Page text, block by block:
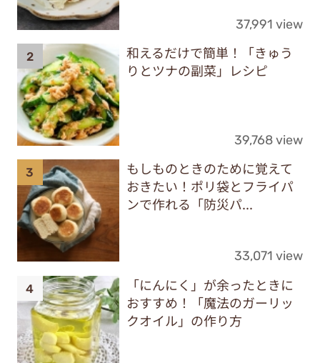
37,991 view
和えるだけで簡単！「きゅう
りとツナの副菜」レシピ
39,768 view
もしものときのために覚えて
おきたい！ポリ袋とフライパ
ンで作れる「防災パ...
33,071 view
「にんにく」が余ったときに
おすすめ！「魔法のガーリッ
クオイル」の作り方